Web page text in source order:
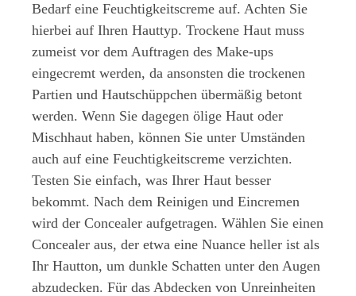
Bedarf eine Feuchtigkeitscreme auf. Achten Sie
hierbei auf Ihren Hauttyp. Trockene Haut muss
zumeist vor dem Auftragen des Make-ups
eingecremt werden, da ansonsten die trockenen
Partien und Hautschüppchen übermäßig betont
werden. Wenn Sie dagegen ölige Haut oder
Mischhaut haben, können Sie unter Umständen
auch auf eine Feuchtigkeitscreme verzichten.
Testen Sie einfach, was Ihrer Haut besser
bekommt. Nach dem Reinigen und Eincremen
wird der Concealer aufgetragen. Wählen Sie einen
Concealer aus, der etwa eine Nuance heller ist als
Ihr Hautton, um dunkle Schatten unter den Augen
abzudecken. Für das Abdecken von Unreinheiten